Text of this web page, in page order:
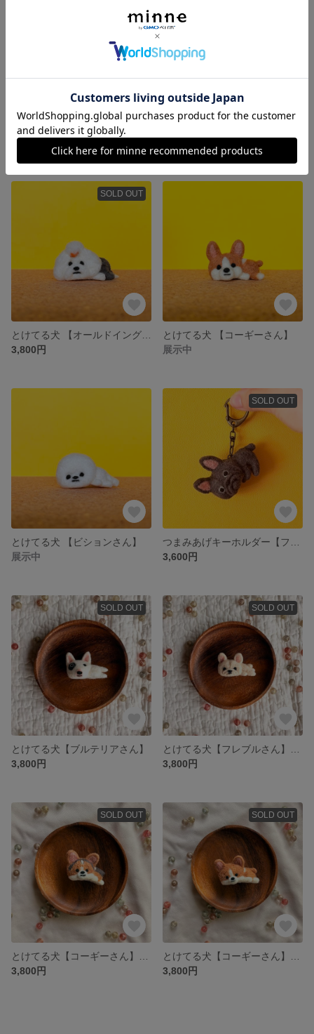
とけてる犬 【ポメさん】
展示中
SOLD OUT
3,800円
とけてる犬 【コーギーさん】
展示中
とけてる犬 【ビションさん】
展示中
SOLD OUT
3,600円
SOLD OUT
とけてる犬【ブルテリアさん】
3,800円
SOLD OUT
3,800円
SOLD OUT
3,800円
SOLD OUT
3,800円